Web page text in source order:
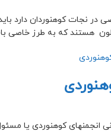
نجات کوهنوردان دارد
هستند که به طرز خاصی
انجمنهای کوهنوردی یا